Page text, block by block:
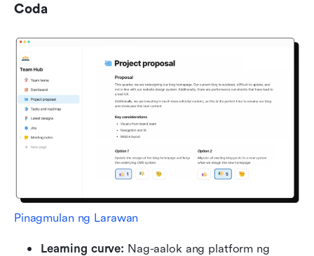
Coda
Pinagmulan ng Larawan
Learning curve: Nag-aalok ang platform ng